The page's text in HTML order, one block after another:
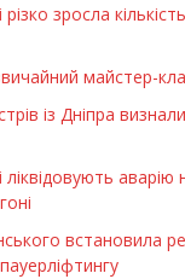
зросла
майстер-
із Дніпра
аварію
встановила